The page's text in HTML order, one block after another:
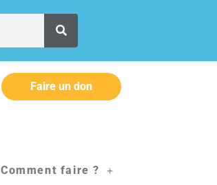
Faire un don
Comment faire ?